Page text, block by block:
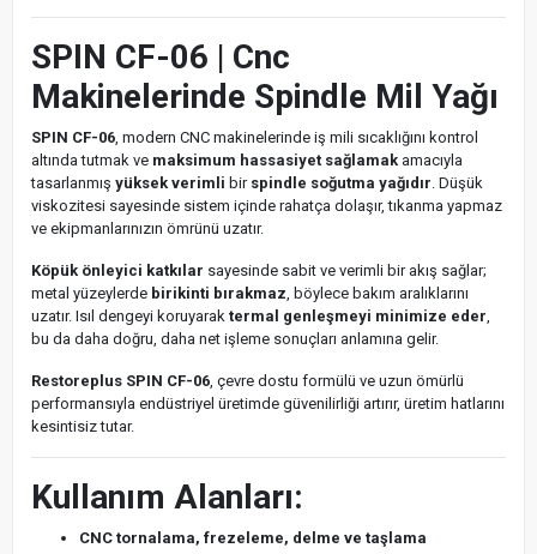
SPIN CF-06 | Cnc
Makinelerinde Spindle Mil Yağı
SPIN CF-06, modern CNC makinelerinde iş mili sıcaklığını kontrol
altında tutmak ve maksimum hassasiyet sağlamak amacıyla
tasarlanmış yüksek verimli bir spindle soğutma yağıdır. Düşük
viskozitesi sayesinde sistem içinde rahatça dolaşır, tıkanma yapmaz
ve ekipmanlarınızın ömrünü uzatır.
Köpük önleyici katkılar sayesinde sabit ve verimli bir akış sağlar;
metal yüzeylerde birikinti bırakmaz, böylece bakım aralıklarını
uzatır. Isıl dengeyi koruyarak termal genleşmeyi minimize eder,
bu da daha doğru, daha net işleme sonuçları anlamına gelir.
Restoreplus SPIN CF-06, çevre dostu formülü ve uzun ömürlü
performansıyla endüstriyel üretimde güvenilirliği artırır, üretim hatlarını
kesintisiz tutar.
Kullanım Alanları:
CNC tornalama, frezeleme, delme ve taşlama